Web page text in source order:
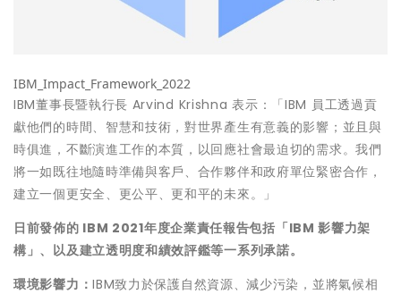
IBM_Impact_Framework_2022
IBM董事長暨執行長 Arvind Krishna 表示：「IBM 員工透過貢
獻他們的時間、智慧和技術，對世界產生有意義的影響；並且與
時俱進，不斷演進工作的本質，以回應社會最迫切的需求。我們
將一如既往地隨時準備與客戶、合作夥伴和政府單位緊密合作，
建立一個更安全、更公平、更和平的未來。」
日前發佈的 IBM 2021年度企業責任報告包括「IBM影響力架
構」、以及建立透明度和績效評鑑等一系列承諾。
環境影響力：IBM致力於保護自然資源、減少污染，並將氣候相